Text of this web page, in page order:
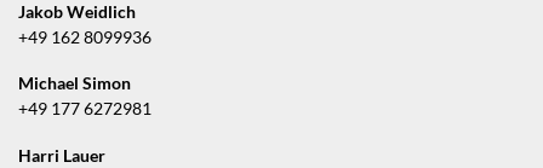
Jakob Weidlich
+49 162 8099936
Michael Simon
+49 177 6272981
Harri Lauer